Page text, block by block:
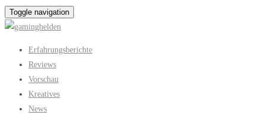
Toggle navigation
Erfahrungsberichte
Reviews
Vorschau
Kreatives
News